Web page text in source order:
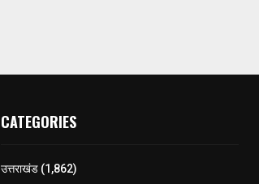
CATEGORIES
उत्तराखंड(1,862)